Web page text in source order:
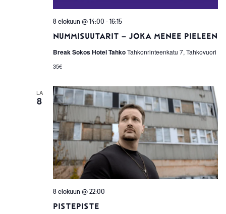
Nummisuutarit – joka menee pieleen
8 elokuun @ 14:00 -16:15
Break Sokos Hotel TahkoTahkonrinteenkatu 7, Tahkovuori
35€
LA
8
PistePiste
8 elokuun @ 22:00